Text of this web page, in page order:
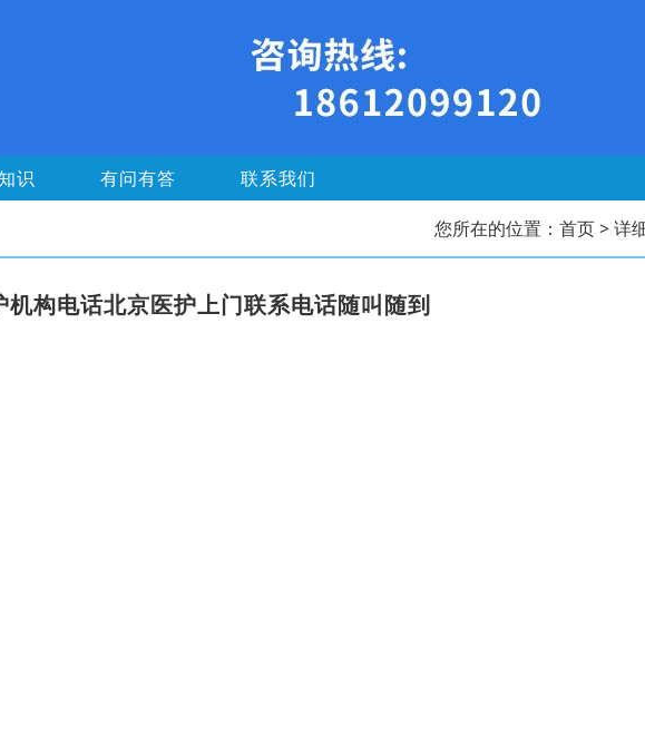
识 有问有答 联系我们
您所在的位置： 首页> 详
机构电话北京医护上门联系电话随叫随到